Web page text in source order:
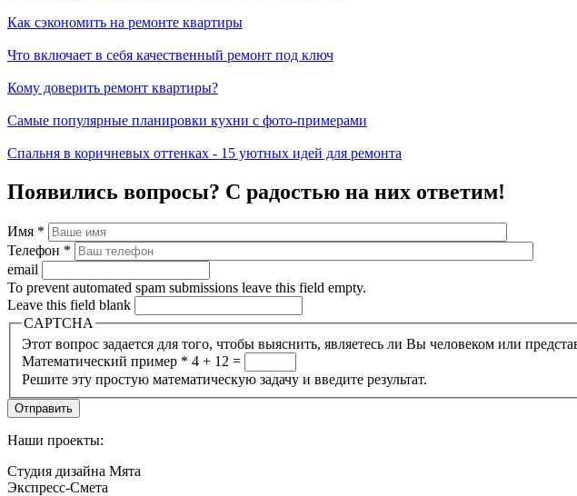
Как сэкономить на ремонте квартиры
Что включает в себя качественный ремонт под ключ
Кому доверить ремонт квартиры?
Самые популярные планировки кухни с фото-примерами
Спальня в коричневых оттенках - 15 уютных идей для ремонта
Появились вопросы? С радостью на них ответим!
Имя *
Телефон *
email
To prevent automated spam submissions leave this field empty.
Leave this field blank
CAPTCHA
Этот вопрос задается для того, чтобы выяснить, являетесь ли Вы человеком или
Математический пример * 4 + 12 =
Решите эту простую математическую задачу и введите результат.
Наши проекты:
Студия дизайна Мята
Экспресс-Смета